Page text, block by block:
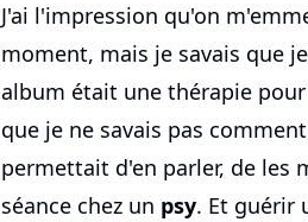
J'ai l'impression qu'on
moment, mais je savais que
album était une thérapie
que je ne savais pas
permettait d'en parler, de les
séance chez un psy. Et guérir